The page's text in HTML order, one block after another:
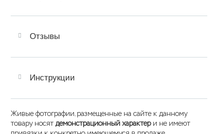
Отзывы
Инструкции
Живые фотографии, размещенные на сайте к данному
товару носят демонстрационный характери не имеют